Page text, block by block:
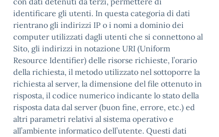
identificare gli utenti. In questa categoria di dati
rientrano gli indirizzi IP o i nomi a dominio dei
computer utilizzati dagli utenti che si connettono al
Sito, gli indirizzi in notazione URI (Uniform
Resource Identifier) delle risorse richieste, l’orario
della richiesta, il metodo utilizzato nel sottoporre la
richiesta al server, la dimensione del file ottenuto in
risposta, il codice numerico indicante lo stato della
risposta data dal server (buon fine, errore, etc.) ed
altri parametri relativi al sistema operativo e
all’ambiente informatico dell’utente. Questi dati